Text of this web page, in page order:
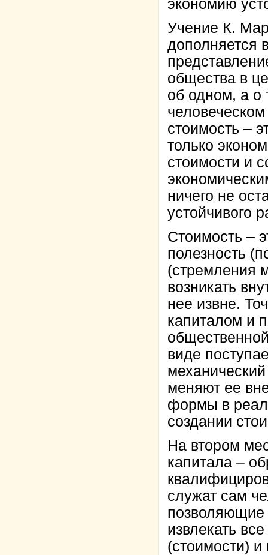
экономию
Учение К.
дополняется
общества в
об одном, а о
стоимость –
только
стоимости и
ничего не
устойчивого
Стоимость –
полезность
(стремления
возникать
нее извне.
капиталом и
виде
меняют ее
формы в
создании
На втором
капитала –
служат сам
позволяющие
извлекать
(стоимости)